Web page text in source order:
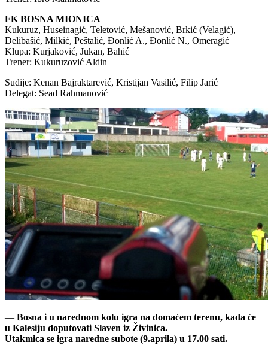
FK BOSNA MIONICA
Kukuruz, Huseinagić, Teletović, Mešanović, Brkić (Velagić),
Delibašić, Milkić, Peštalić, Đonlić A., Đonlić N., Omeragić
Klupa: Kurjaković, Jukan, Bahić
Trener: Kukuruzović Aldin
Sudije: Kenan Bajraktarević, Kristijan Vasilić, Filip Jarić
Delegat: Sead Rahmanović
— Bosna i u narednom kolu igra na domaćem terenu, kada će
u Kalesiju doputovati Slaven iz Živinica.
Utakmica se igra naredne subote (9.aprila) u 17.00 sati.